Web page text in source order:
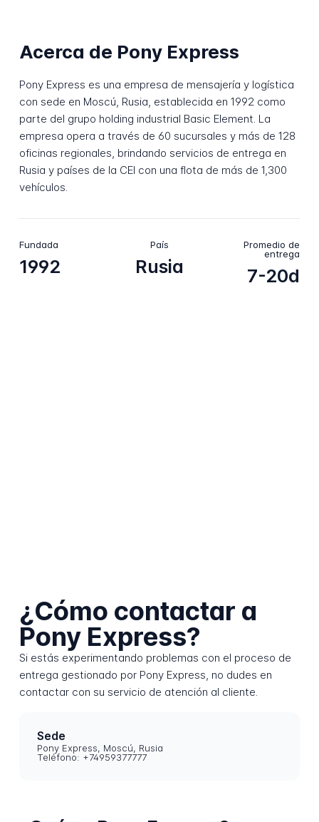
Acerca de Pony Express
Pony Express es una empresa de mensajería y logística
con sede en Moscú, Rusia, establecida en 1992 como
parte del grupo holding industrial Basic Element. La
empresa opera a través de 60 sucursales y más de 128
oficinas regionales, brindando servicios de entrega en
Rusia y países de la CEI con una flota de más de 1,300
vehículos.
Fundada
1992
País
Rusia
Promedio de
entrega
7-20d
¿Cómo contactar a
Pony Express?
Si estás experimentando problemas con el proceso de
entrega gestionado por Pony Express, no dudes en
contactar con su servicio de atención al cliente.
Sede
Pony Express, Moscú, Rusia
Teléfono: +74959377777